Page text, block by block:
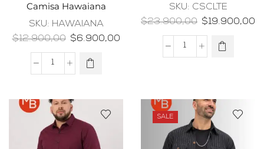
Camisa Hawaiana
SKU: HAWAIANA
$12.900,00 $6.900,00
SKU: CSCLTE
$23.900,00 $19.900,00
SALE